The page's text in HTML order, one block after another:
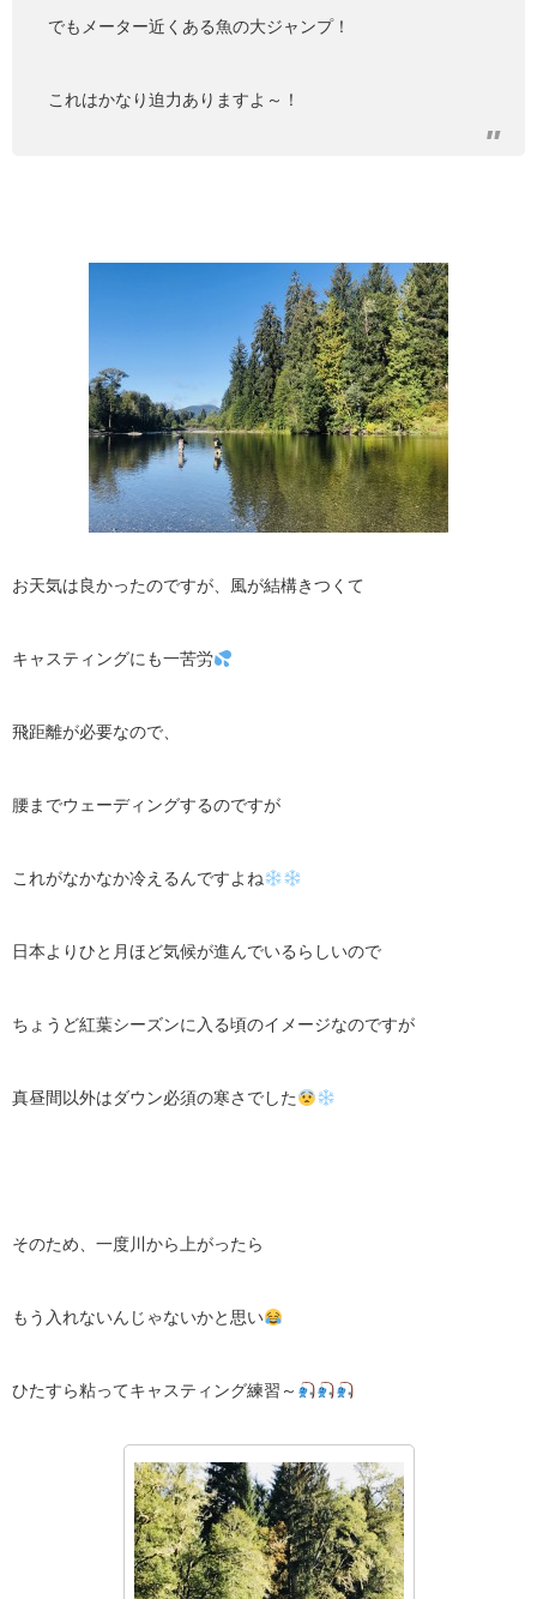
でもメーター近くある魚の大ジャンプ！
これはかなり迫力ありますよ～！
お天気は良かったのですが、風が結構きつくて
キャスティングにも一苦労
飛距離が必要なので、
腰までウェーディングするのですが
これがなかなか冷えるんですよね
日本よりひと月ほど気候が進んでいるらしいので
ちょうど紅葉シーズンに入る頃のイメージなのですが
真昼間以外はダウン必須の寒さでした
そのため、一度川から上がったら
もう入れないんじゃないかと思い
ひたすら粘ってキャスティング練習～